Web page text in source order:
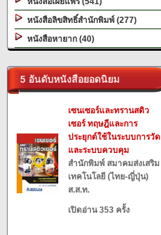
หนังสือลิขสิทธิ์สำนักพิมพ์ (277)
หนังสือหายาก (40)
5 อันดับหนังสือยอดนิยม
เซนเซอร์และทรานสดิว
เซอร์ ทฤษฎีและการ
ประยุกต์ใช้ในระบบการวัด
และระบบควบคุม
สำนักพิมพ์ สมาคมส่งเสริม
เทคโนโลยี (ไทย-ญี่ปุ่น)
ส.ส.ท.
เปิดอ่าน 353 ครั้ง